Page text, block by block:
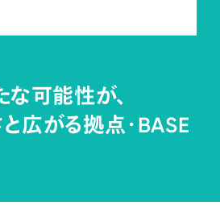
な可能性が、
広がる拠点・BASE